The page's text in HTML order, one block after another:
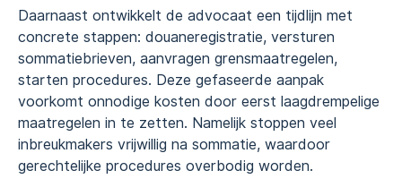
Daarnaast ontwikkelt de advocaat een tijdlijn met
concrete stappen: douaneregistratie, versturen
sommatiebrieven, aanvragen grensmaatregelen,
starten procedures. Deze gefaseerde aanpak
voorkomt onnodige kosten door eerst laagdrempelige
maatregelen in te zetten. Namelijk stoppen veel
inbreukmakers vrijwillig na sommatie, waardoor
gerechtelijke procedures overbodig worden.